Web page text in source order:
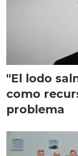
"El lodo
como
problema